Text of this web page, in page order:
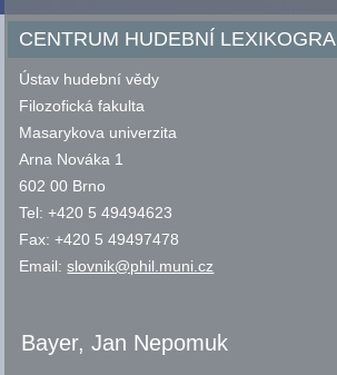
CENTRUM HUDEBNÍ
Ústav hudební vědy
Filozofická fakulta
Masarykova univerzita
Arna Nováka 1
602 00 Brno
Tel: +420 5 49494623
Fax: +420 5 49497478
Email:slovnik@phil.muni.cz
Bayer, Jan Nepomuk